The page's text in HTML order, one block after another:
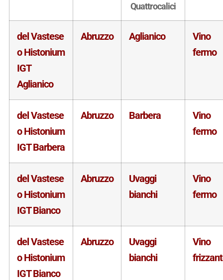
Quattrocalici
del Vastese
o Histonium
IGT
Aglianico
Abruzzo Aglianico
Vino
fermo
del Vastese
o Histonium
IGT Barbera
Abruzzo Barbera
Vino
fermo
del Vastese
o Histonium
IGT Bianco
Abruzzo
Uvaggi
bianchi
Vino
fermo
del Vastese
o Histonium
IGT Bianco
Abruzzo
Uvaggi
bianchi
Vino